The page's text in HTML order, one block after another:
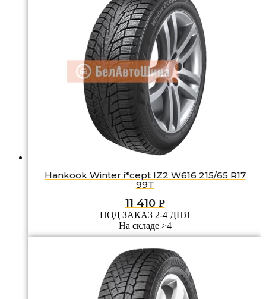
Hankook Winter i*cept IZ2 W616 215/65 R17
99T
11 410 Р
ПОД ЗАКАЗ 2-4 ДНЯ
На складе >4